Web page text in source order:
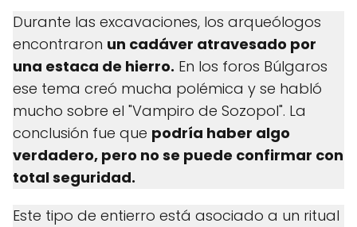
Durante las excavaciones, los arqueólogos
encontraron un cadáver atravesado por
una estaca de hierro. En los foros Búlgaros
ese tema creó mucha polémica y se habló
mucho sobre el "Vampiro de Sozopol". La
conclusión fue que podría haber algo
verdadero, pero no se puede confirmar con
total seguridad.
Este tipo de entierro está asociado a un ritual